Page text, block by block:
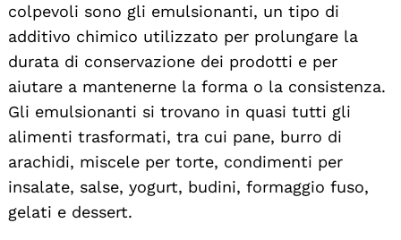
colpevoli sono gli emulsionanti, un tipo di
additivo chimico utilizzato per prolungare la
durata di conservazione dei prodotti e per
aiutare a mantenerne la forma o la consistenza.
Gli emulsionanti si trovano in quasi tutti gli
alimenti trasformati, tra cui pane, burro di
arachidi, miscele per torte, condimenti per
insalate, salse, yogurt, budini, formaggio fuso,
gelati e dessert.